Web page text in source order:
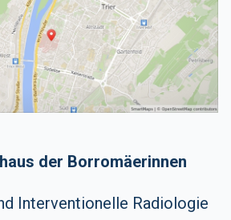
der Borromäerinnen
Interventionelle Radiologie